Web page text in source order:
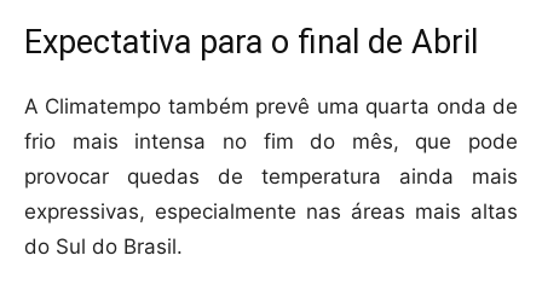
Expectativa para o final de Abril
A Climatempo também prevê uma quarta onda de
frio mais intensa no fim do mês, que pode
provocar quedas de temperatura ainda mais
expressivas, especialmente nas áreas mais altas
do Sul do Brasil.